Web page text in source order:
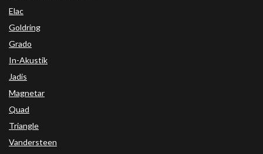
Elac
Goldring
Grado
In-Akustik
Jadis
Magnetar
Quad
Triangle
Vandersteen